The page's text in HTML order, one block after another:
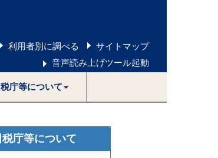
利用者別に調べる
サイトマップ
音声読み上げツール起動
庁等について
税庁等について